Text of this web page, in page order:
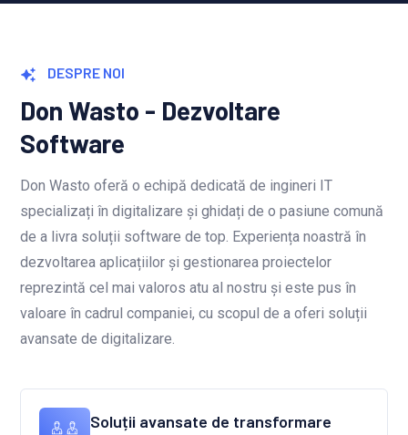
DESPRE NOI
Don Wasto - Dezvoltare
Software
Don Wasto oferă o echipă dedicată de ingineri IT
specializați în digitalizare și ghidați de o pasiune comună
de a livra soluții software de top. Experiența noastră în
dezvoltarea aplicațiilor și gestionarea proiectelor
reprezintă cel mai valoros atu al nostru și este pus în
valoare în cadrul companiei, cu scopul de a oferi soluții
avansate de digitalizare.
Soluții avansate de transformare